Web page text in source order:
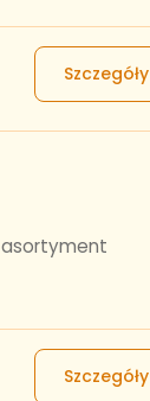
Szczegóły
asortyment
Szczegóły